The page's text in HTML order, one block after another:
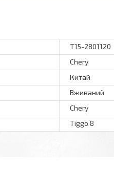
T15-2801120
Chery
Китай
Вживаний
Chery
Tiggo 8